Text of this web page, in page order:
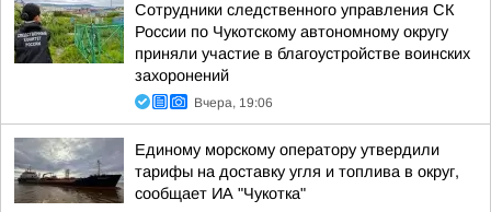
Сотрудники следственного управления СК
России по Чукотскому автономному округу
приняли участие в благоустройстве воинских
захоронений
Вчера, 19:06
Единому морскому оператору утвердили
тарифы на доставку угля и топлива в округ,
сообщает ИА "Чукотка"